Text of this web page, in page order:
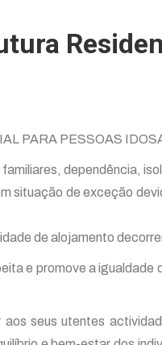
PARA PESSOAS
dependência,
situação de exceção
de alojamento
e promove a
seus utentes